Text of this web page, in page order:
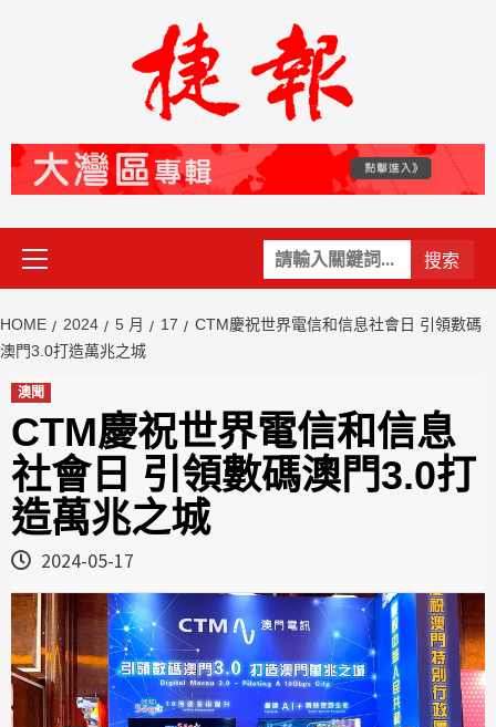
關
鍵
Primary
Menu
HOME 2024 5 月 17
CTM慶祝世界電信和信息社會日 引領數碼
澳門3.0打造萬兆之城
澳聞
CTM慶祝世界電信和信息
社會日 引領數碼澳門3.0打
造萬兆之城
2024-05-17